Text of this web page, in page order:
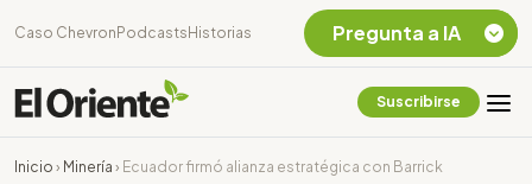
Caso Chevron Podcasts Historias
Suscribirse
Inicio › Minería › Ecuador firmó alianza estratégica con Barrick
Pregunta a IA
Chevron Ecuador